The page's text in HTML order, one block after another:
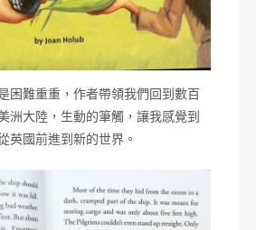
困難重重，作者帶領我們回到數百
洲大陸，生動的筆觸，讓我感覺到
英國前進到新的世界。